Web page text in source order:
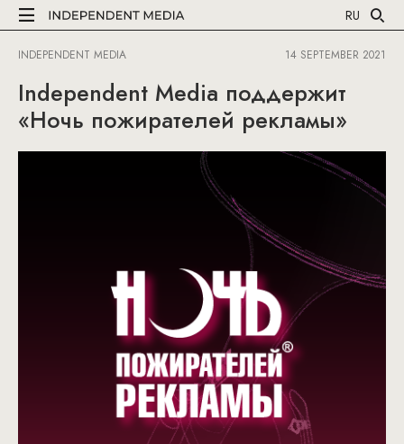
RU
INDEPENDENT MEDIA 14 SEPTEMBER 2021
Independent Media поддержит
«Ночь пожирателей рекламы»